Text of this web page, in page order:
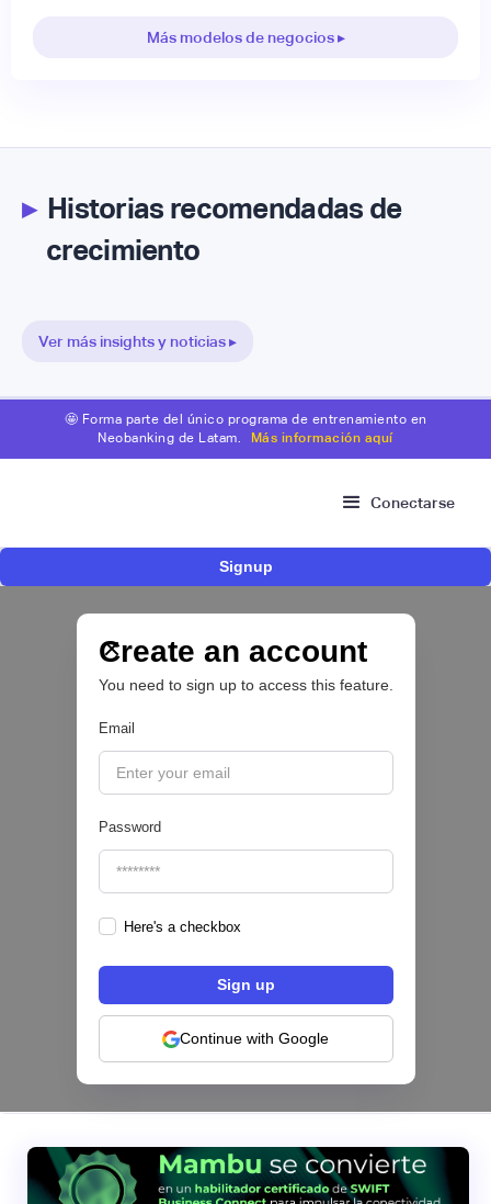
Más modelos de negocios ▸
▸Historias recomendadas de
crecimiento
Ver más insights y noticias ▸
🤩 Forma parte del único programa de entrenamiento en
Neobanking de Latam.
Más información aquí
Conectarse
Signup
Create an account
You need to sign up to access this feature.
Email
Password
Here's a checkbox
Continue with Google
métodos de pago locales de América Latina a
los comercios globales
PAYTECH 💳
ACI Worldwide |
Configura comisiones para tu programa de
tarjetas: el nuevo módulo de Pomelo